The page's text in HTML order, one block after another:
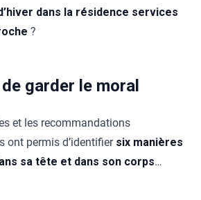
dans la résidence services
?
garder le moral
et les recommandations
ont permis d’identifiersix manières
sa tête et dans son corps…